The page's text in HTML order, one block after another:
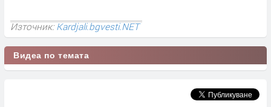
Източник:Kardjali.bgvesti.NET
Видеа по темата